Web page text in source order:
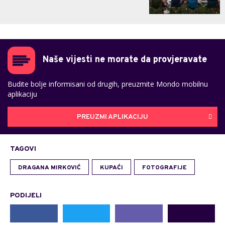
Naše vijesti ne morate da provjeravate
Budite bolje informisani od drugih, preuzmite Mondo mobilnu
aplikaciju
PREUZMI APLIKACIJU
TAGOVI
DRAGANA MIRKOVIĆ KUPAĆI FOTOGRAFIJE
PODIJELI